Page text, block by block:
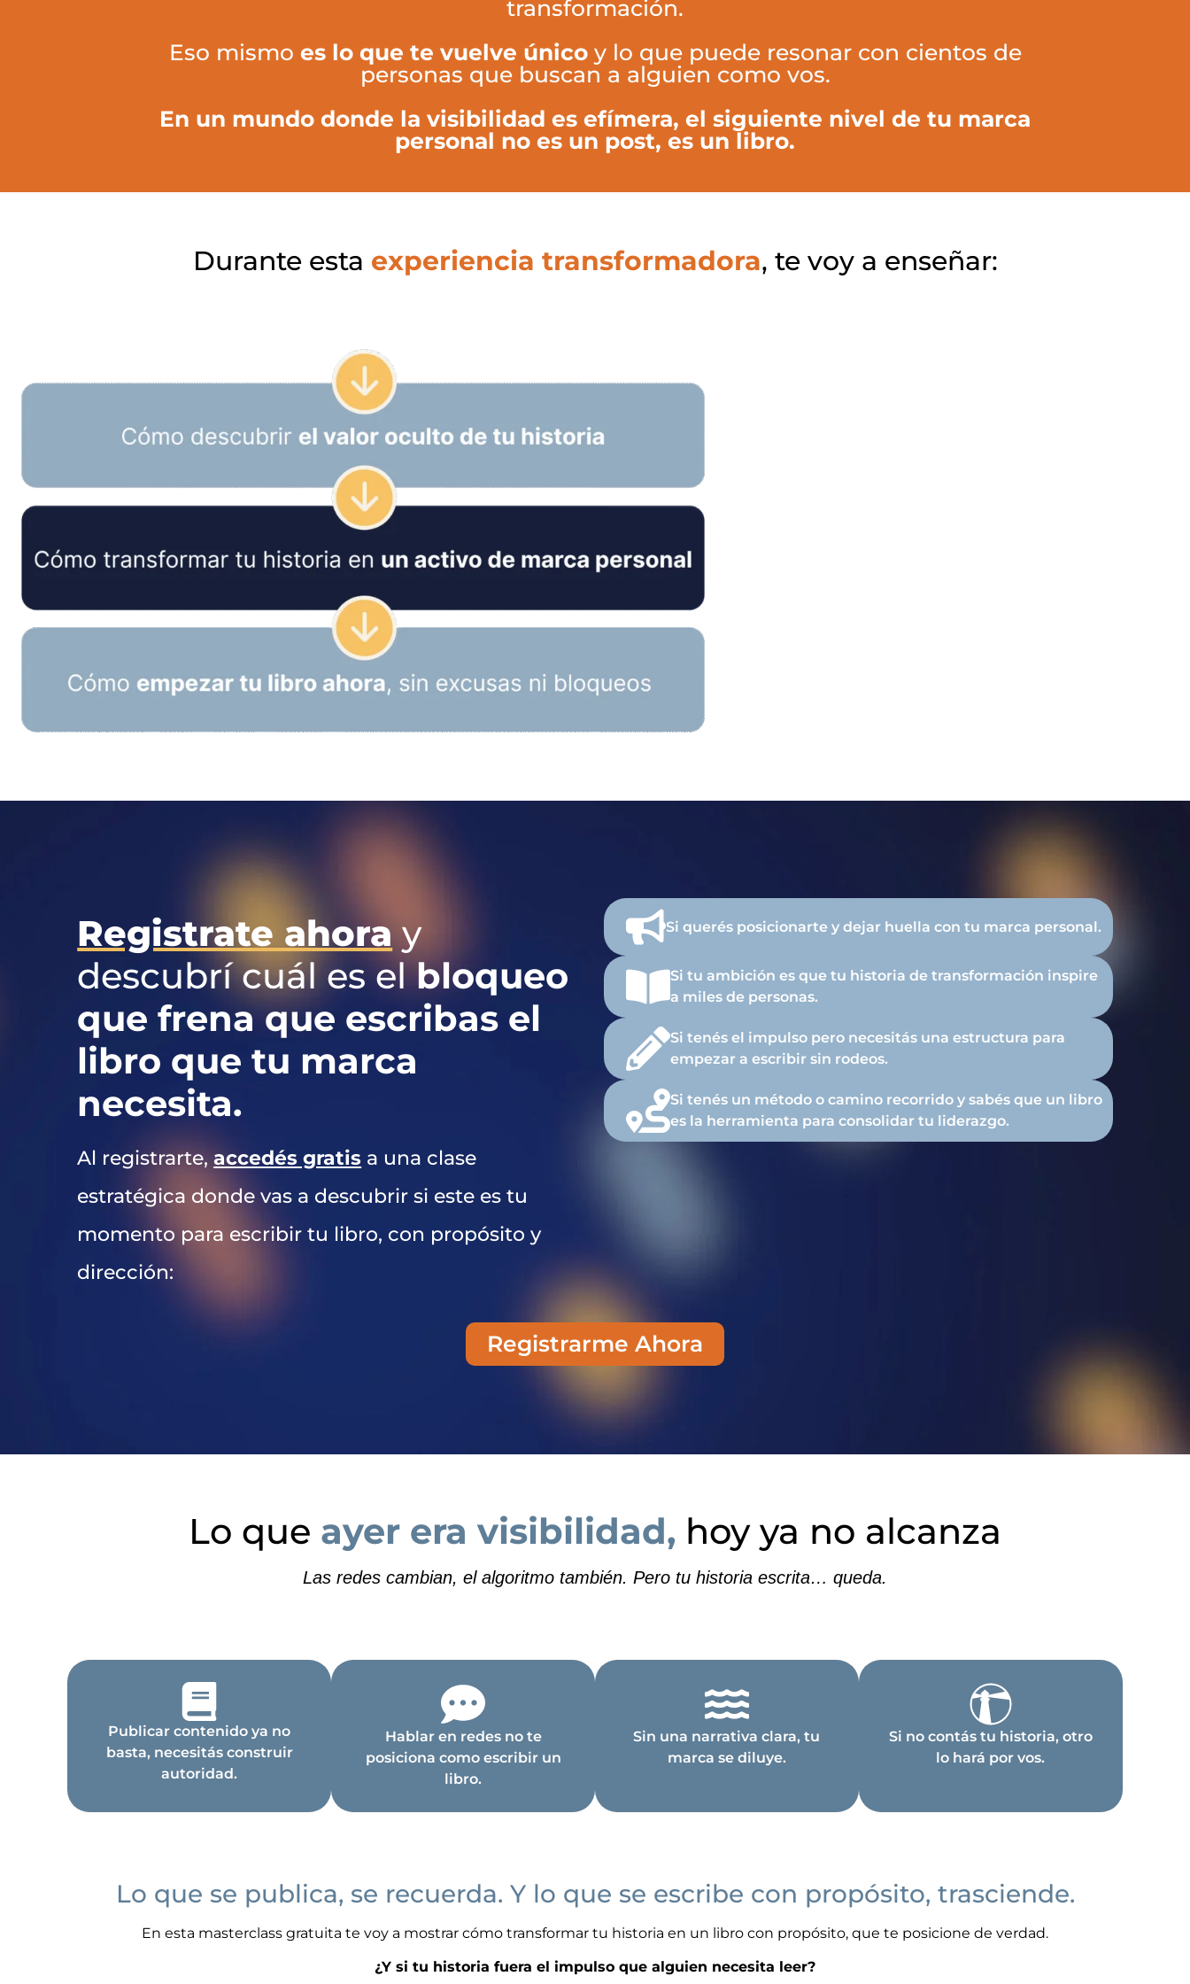
transformación.
Eso mismo es lo que te vuelve únicoy lo que puede resonar con cientos de
personas que buscan a alguien como vos.
En un mundo donde la visibilidad es efímera, el siguiente nivel de tu marca
personal no es un post, es un libro.
Durante esta experiencia transformadora, te voy a enseñar:
Registrate ahoray
descubrí cuál es elbloqueo
que frena que escribas el
libro que tu marca
necesita.
Al registrarte,accedés gratis a una clase
estratégica donde vas a descubrir si este es tu
momento para escribir tu libro, con propósito y
dirección:
Si querés posicionarte y dejar huella con tu marca personal.
Si tu ambición es que tu historia de transformación inspire
a miles de personas.
Si tenés el impulso pero necesitás una estructura para
empezar a escribir sin rodeos.
Si tenés un método o camino recorrido y sabés que un libro
es la herramienta para consolidar tu liderazgo.
Registrarme Ahora
Lo que ayer era visibilidad, hoy ya no alcanza
Las redes cambian, el algoritmo también. Pero tu historia escrita… queda.
Publicar contenido ya no
basta, necesitás construir
autoridad.
Hablar en redes no te
posiciona como escribir un
libro.
Sin una narrativa clara, tu
marca se diluye.
Si no contás tu historia, otro
lo hará por vos.
Lo que se publica, se recuerda. Y lo que se escribe con propósito, trasciende.
En esta masterclass gratuita te voy a mostrar cómo transformar tu historia en un libro con propósito, que te posicione de verdad.
¿Y si tu historia fuera el impulso que alguien necesita leer?